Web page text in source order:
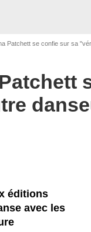
Patchett se confie sur sa
éditions
avec les